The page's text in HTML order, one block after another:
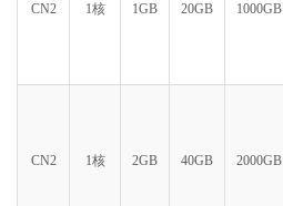
CN2 1核 1GB 20GB 1000GB
CN2 1核 2GB 40GB 2000GB